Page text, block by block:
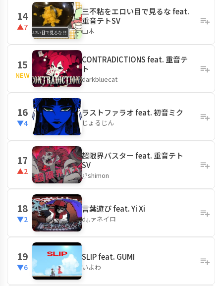
14
▲7
三不粘をエロい目で見るな feat.
重音テトSV
山本
15
NEW
CONTRADICTIONS feat. 重音テ
ト
darkbluecat
16
▼4
ラストファラオ feat. 初音ミク
じょるじん
17
▲2
超限界バスター feat. 重音テト
SV
¿?shimon
18
▼2
言葉遊び feat. Yi Xi
d.j.ァネイロ
19
▼6
SLIP feat. GUMI
いよわ